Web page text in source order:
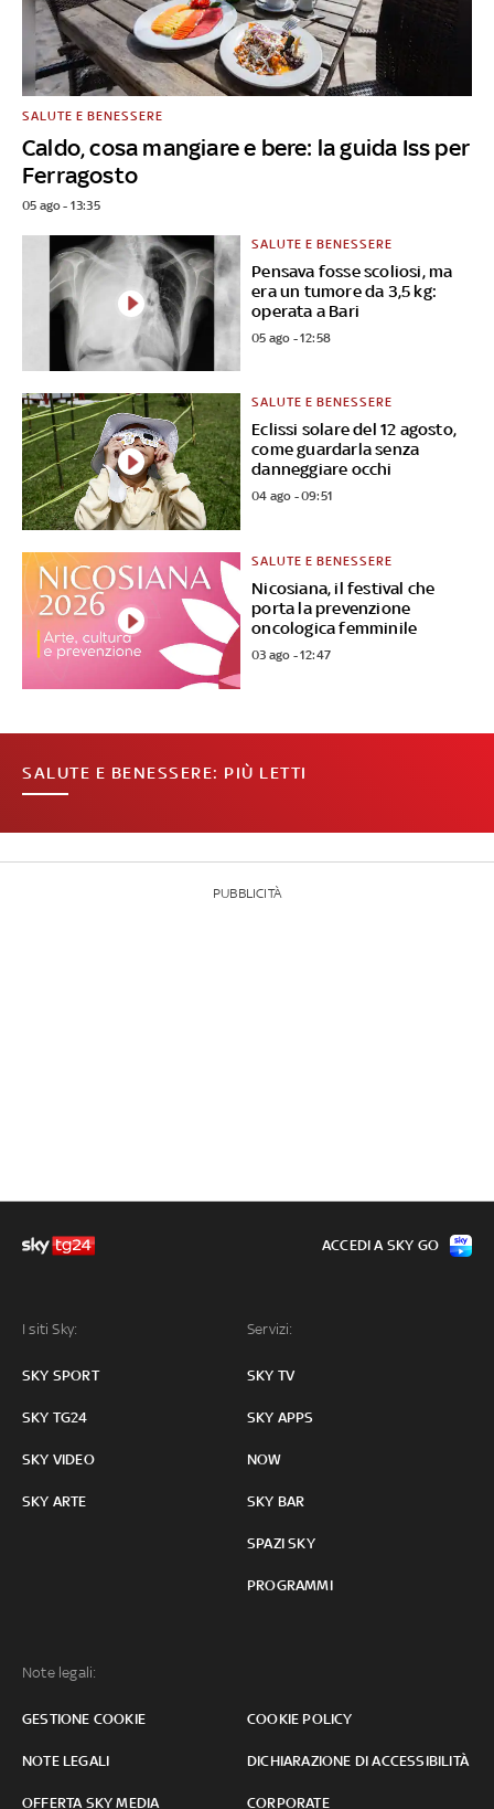
Caldo, cosa mangiare e bere: la guida Iss per
Ferragosto
SALUTE E BENESSERE
05 ago - 13:35
Pensava fosse scoliosi, ma
era un tumore da 3,5 kg:
operata a Bari
SALUTE E BENESSERE
05 ago - 12:58
Eclissi solare del 12 agosto,
come guardarla senza
danneggiare occhi
SALUTE E BENESSERE
04 ago - 09:51
Nicosiana, il festival che
porta la prevenzione
oncologica femminile
SALUTE E BENESSERE
03 ago - 12:47
SALUTE E BENESSERE: PIÙ LETTI
PUBBLICITÀ
I siti Sky:
SKY SPORT
SKY TG24
SKY VIDEO
SKY ARTE
Servizi:
SKY TV
SKY APPS
NOW
SKY BAR
SPAZI SKY
PROGRAMMI
Note legali:
GESTIONE COOKIE COOKIE POLICY
NOTE LEGALI DICHIARAZIONE DI ACCESSIBILITÀ
OFFERTA SKY MEDIA CORPORATE
ACCEDI A SKY GO